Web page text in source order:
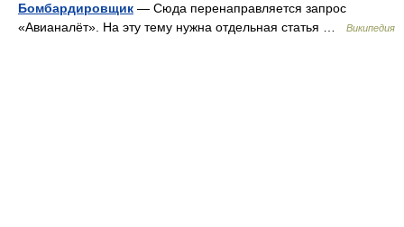
Бомбардировщик — Сюда перенаправляется запрос
«Авианалёт». На эту тему нужна отдельная статья …
Википедия